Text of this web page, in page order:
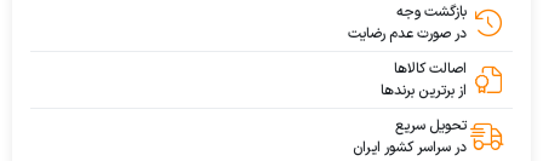
بازگشت وجه
در صورت عدم رضایت
اصالت کالاها
از برترین برندها
تحویل سریع
در سراسر کشور ایران